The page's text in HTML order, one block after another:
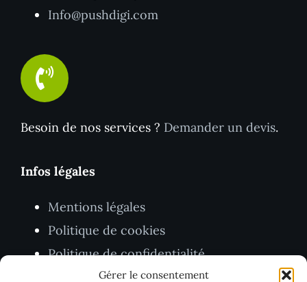
Gérer le consentement
Info@pushdigi.com
Besoin de nos services ? Demander un devis.
Infos légales
Mentions légales
Politique de cookies
Politique de confidentialité